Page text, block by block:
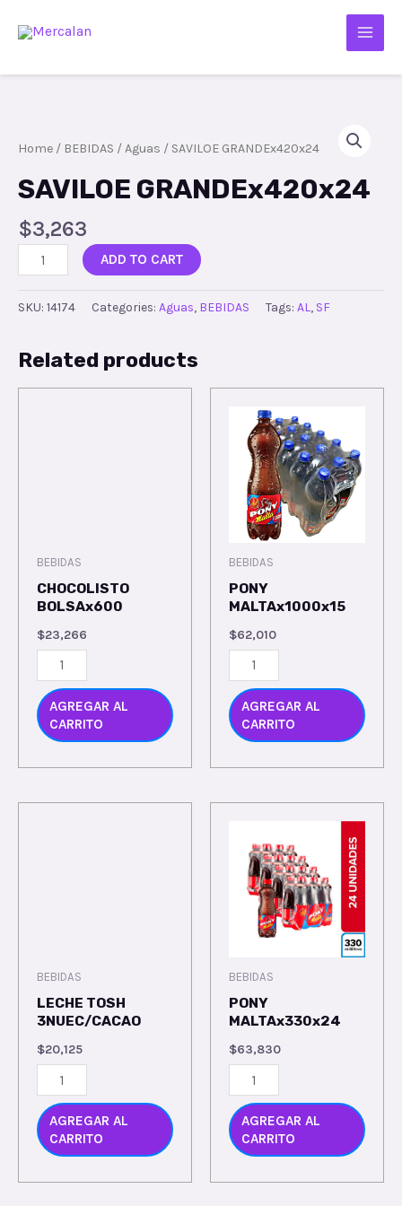
Home / BEBIDAS /Aguas / SAVILOE GRANDEx420x24
SAVILOE GRANDEx420x24
$3,263
ADD TO CART
SKU: 14174 Categories: Aguas, BEBIDAS Tags: AL, SF
Related products
BEBIDAS
CHOCOLISTO
BOLSAx600
$23,266
AGREGAR AL
CARRITO
BEBIDAS
PONY
MALTAx1000x15
$62,010
AGREGAR AL
CARRITO
BEBIDAS
LECHE TOSH
3NUEC/CACAO
$20,125
AGREGAR AL
CARRITO
BEBIDAS
PONY
MALTAx330x24
$63,830
AGREGAR AL
CARRITO